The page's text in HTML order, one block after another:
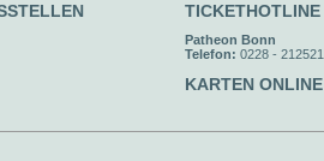
TICKETHOTLINE
Patheon Bonn
Telefon: 0228 - 212521
KARTEN ONLINE